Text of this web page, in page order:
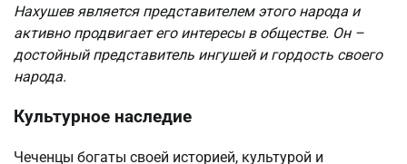
Нахушев является представителем этого народа и
активно продвигает его интересы в обществе. Он –
достойный представитель ингушей и гордость своего
народа.
Культурное наследие
Чеченцы богаты своей историей, культурой и